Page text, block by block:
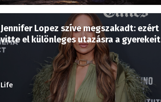
Jennifer Lopez szíve megszakadt: ezért
vitte el különleges utazásra a gyerekeit
Life